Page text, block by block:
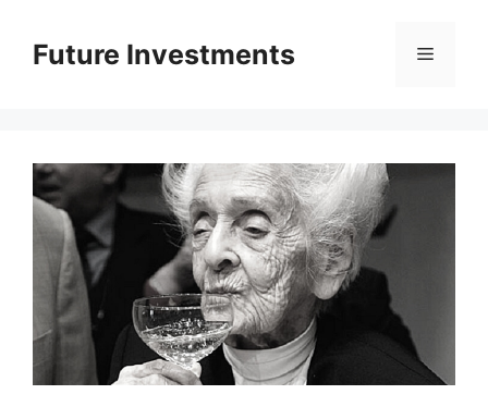
вмістуFuture Investments Меню